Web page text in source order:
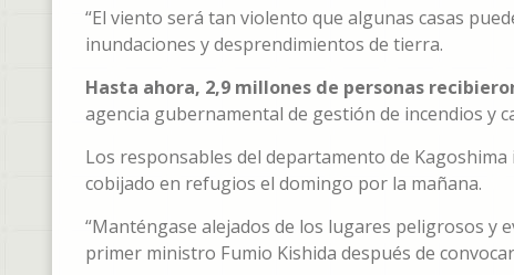
“El viento será tan violento que algunas casas
inundaciones y desprendimientos de tierra.
Hasta ahora, 2,9 millones de personas
agencia gubernamental de gestión de incendios y
Los responsables del departamento de
cobijado en refugios el domingo por la mañana.
“Manténgase alejados de los lugares peligrosos y
primer ministro Fumio Kishida después de